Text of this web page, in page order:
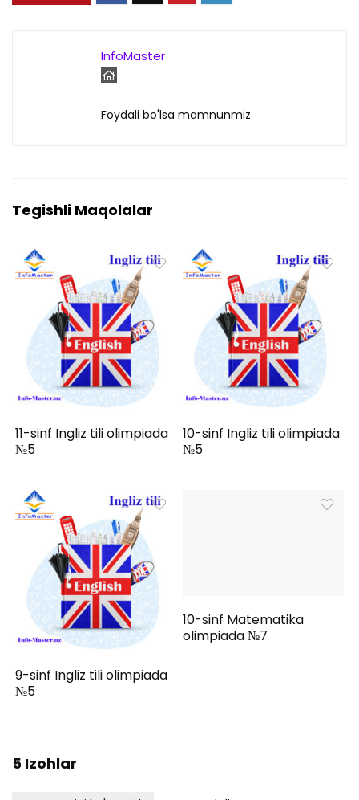
InfoMaster
Foydali bo'lsa mamnunmiz
Tegishli Maqolalar
11-sinf Ingliz tili olimpiada
№5
10-sinf Ingliz tili olimpiada
№5
9-sinf Ingliz tili olimpiada
№5
10-sinf Matematika
olimpiada №7
5 Izohlar